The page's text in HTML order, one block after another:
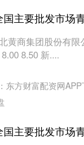
主要批发市场
黄商集团股份有
8.50 新....
东方财富配资网APP
主要批发市场